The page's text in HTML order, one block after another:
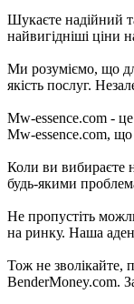
Шукаєте надійний
найвигідніші ціни
Ми розуміємо, що
якість послуг.
Mw-essence.com -
Mw-essence.com, що
Коли ви вибираєте
будь-якими
Не пропустіть
на ринку. Наша
Тож не зволікайте,
BenderMoney.com.